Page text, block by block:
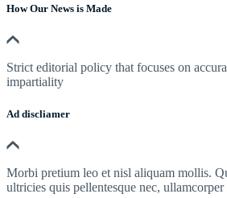
How Our News is Made
Strict editorial policy that focuses on
impartiality
Ad discliamer
Morbi pretium leo et nisl aliquam mollis.
ultricies quis pellentesque nec, ullamcorper